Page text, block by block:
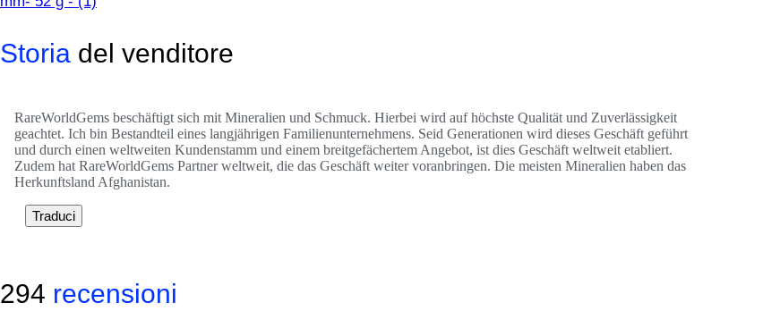
Storia del venditore
RareWorldGems beschäftigt sich mit Mineralien und Schmuck. Hierbei wird auf höchste Qualität und Zuverlässigkeit
geachtet. Ich bin Bestandteil eines langjährigen Familienunternehmens. Seid Generationen wird dieses Geschäft geführt
und durch einen weltweiten Kundenstamm und einem breitgefächertem Angebot, ist dies Geschäft weltweit etabliert.
Zudem hat RareWorldGems Partner weltweit, die das Geschäft weiter voranbringen. Die meisten Mineralien haben das
Herkunftsland Afghanistan.
Traduci
294 recensioni